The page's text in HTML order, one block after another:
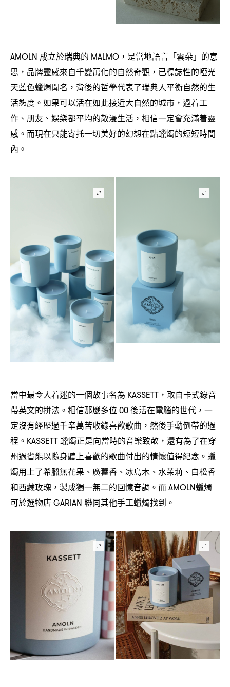
AMOLN 成立於瑞典的 MALMO， 是當地語言「雲朵」的意
思 ， 品牌靈感來自千變萬化的自然奇觀 ， 已標誌性的啞光
天藍色蠟燭聞名 ， 背後的哲學代表了瑞典人平衡自然的生
活態度。如果可以活在如此接近大自然的城市 ， 過着工
作、朋友、娛樂都平均的散漫生活 ， 相信一定會充滿着靈
感。而現在只能寄托一切美好的幻想在點蠟燭的短短時間
內。
當中最令人着迷的一個故事名為 KASSETT， 取自卡式錄音
帶英文的拼法。相信那麼多位 00後活在電腦的世代 ， 一
定沒有經歷過千辛萬苦收錄喜歡歌曲 ， 然後手動倒帶的過
程。 KASSETT蠟燭正是向當時的音樂致敬 ， 還有為了在穿
州過省能以隨身聽上喜歡的歌曲付出的情懷值得紀念。蠟
燭用上了希臘無花果、廣藿香、冰島木、水茉莉、白松香
和西藏玫瑰 ， 製成獨一無二的回憶音調。而AMOLN蠟燭
可於選物店 GARIAN 聯同其他手工蠟燭找到。